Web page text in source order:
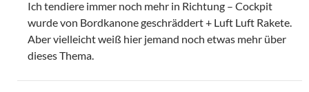
Ich tendiere immer noch mehr in Richtung – Cockpit
wurde von Bordkanone geschräddert + Luft Luft Rakete.
Aber vielleicht weiß hier jemand noch etwas mehr über
dieses Thema.